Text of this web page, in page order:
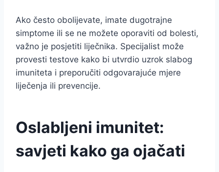
Ako često obolijevate, imate dugotrajne
simptome ili se ne možete oporaviti od bolesti,
važno je posjetiti liječnika. Specijalist može
provesti testove kako bi utvrdio uzrok slabog
imuniteta i preporučiti odgovarajuće mjere
liječenja ili prevencije.
Oslabljeni imunitet:
savjeti kako ga ojačati